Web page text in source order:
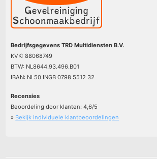
Bedrijfsgegevens TRD Multidiensten B.V.
KVK: 88068749
BTW: NL8644.93.496.B01
IBAN: NL50 INGB 0798 5512 32
Recensies
Beoordeling door klanten:4,6/5
» Bekijk individuele klantbeoordelingen